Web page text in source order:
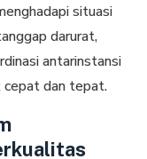
situasi
darurat,
antarinstansi
cepat dan tepat.